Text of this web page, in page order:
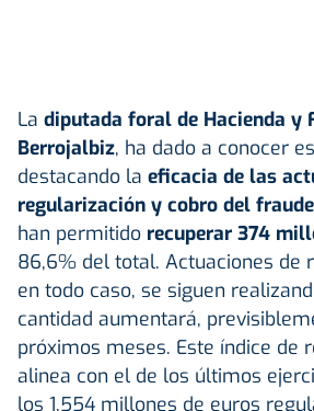
La diputada foral de Hacienda y
Berrojalbiz, ha dado a conocer
destacando la eficacia de las
regularización y cobro del
han permitido recuperar 374
86,6% del total. Actuaciones de
en todo caso, se siguen
cantidad aumentará,
próximos meses. Este índice de
alinea con el de los últimos
los 1.554 millones de euros